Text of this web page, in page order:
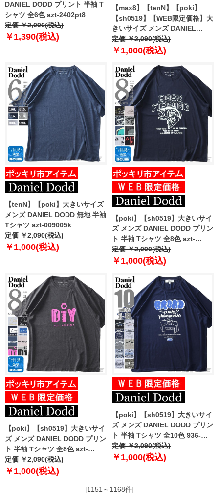
DANIEL DODD プリント 半袖 T
シャツ 全6色 azt-2402pt8
定価 ￥2,090(税込)
￥1,390(税込)
【max8】【tenN】【poki】
【sh0519】【WEB限定価格】大
きいサイズ メンズ DANIEL
DODD 半袖 Tシャツ 無地 半袖T
シャツ 10L対応 azt-009005 緊急
定価 ￥2,090(税込)
￥1,000(税込)
【tenN】【poki】大きいサイズ
メンズ DANIEL DODD 無地 半袖
Tシャツ azt-009005k
定価 ￥2,090(税込)
￥1,000(税込)
【poki】【sh0519】大きいサイ
ズ メンズ DANIEL DODD プリン
ト 半袖 Tシャツ 全8色 azt-
2202pt4
定価 ￥2,090(税込)
￥1,000(税込)
【poki】【sh0519】大きいサイ
ズ メンズ DANIEL DODD プリン
ト 半袖 Tシャツ 全8色 azt-
2202pt5
定価 ￥2,090(税込)
￥1,000(税込)
【poki】【sh0519】大きいサイ
ズ メンズ DANIEL DODD プリン
ト 半袖 Tシャツ 全10色 936-
t2202pt4
定価 ￥2,090(税込)
￥1,000(税込)
[1151～1168件]